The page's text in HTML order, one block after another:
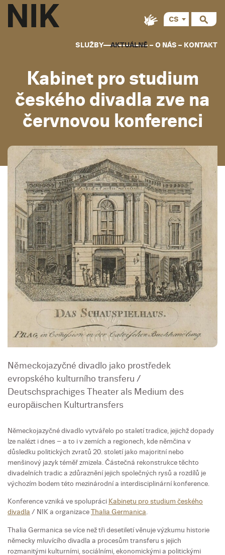
SLUŽBY AKTUÁLNĚ O NÁS KONTAKT
CS
Kabinet pro studium
českého divadla zve na
červnovou konferenci
Německojazyčné divadlo jako prostředek
evropského kulturního transferu /
Deutschsprachiges Theater als Medium des
europäischen Kulturtransfers
Německojazyčné divadlo vytvářelo po staletí tradice, jejichž dopady
lze nalézt i dnes – a to i v zemích a regionech, kde němčina v
důsledku politických zvratů 20. století jako majoritní nebo
menšinový jazyk téměř zmizela. Částečná rekonstrukce těchto
divadelních tradic a zdůraznění jejich společných rysů a rozdílů je
výchozím bodem této mezinárodní a interdisciplinární konference.
Konference vzniká ve spolupráci Kabinetu pro studium českého
divadla / NIK a organizaceThalia Germanica.
Thalia Germanica se více než tři desetiletí věnuje výzkumu historie
německy mluvícího divadla a procesům transferu s jejich
rozmanitými kulturními, sociálními, ekonomickými a politickými